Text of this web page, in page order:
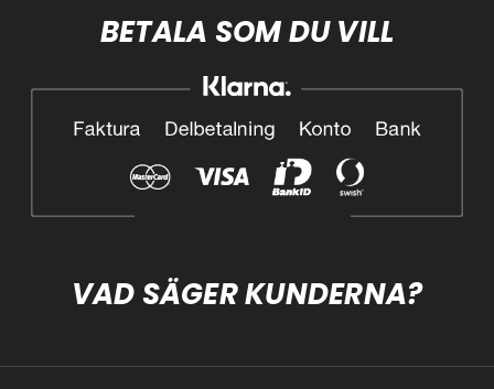
BETALA SOM DU VILL
VAD SÄGER KUNDERNA?